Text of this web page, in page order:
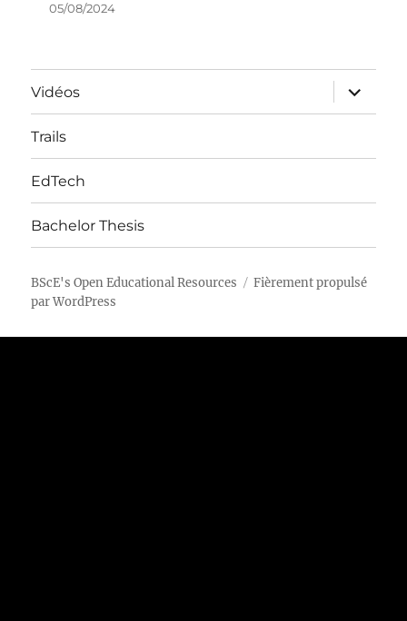
05/08/2024
Vidéos
ouvrir
le
sous-
Trails
EdTech
Bachelor Thesis
BScE's Open Educational Resources
Fièrement propulsé
par WordPress